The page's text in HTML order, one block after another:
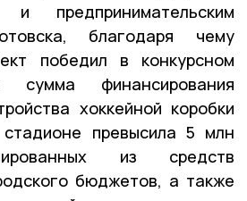
и предпринимательским
благодаря чему
победил в конкурсном
финансирования
хоккейной коробки
превысила 5 млн
из средств
бюджетов, а также